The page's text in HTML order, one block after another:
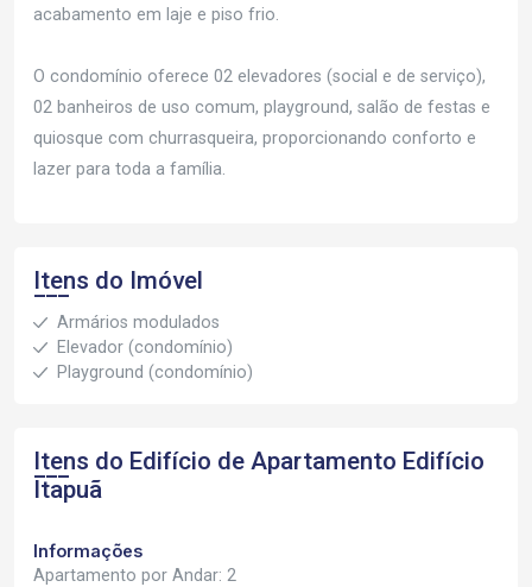
acabamento em laje e piso frio.
O condomínio oferece 02 elevadores (social e de serviço),
02 banheiros de uso comum, playground, salão de festas e
quiosque com churrasqueira, proporcionando conforto e
lazer para toda a família.
Itens do Imóvel
Armários modulados
Elevador (condomínio)
Playground (condomínio)
Itens do Edifício de Apartamento Edifício
Itapuã
Informações
Apartamento por Andar: 2